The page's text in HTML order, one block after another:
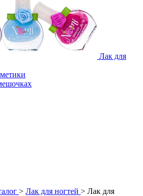
Лак для
> Лак для ногтей > Лак для